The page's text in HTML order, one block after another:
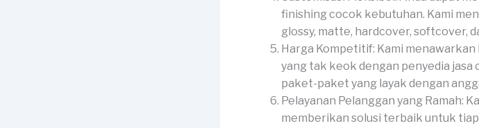
finishing cocok kebutuhan. Kami
glossy, matte, hardcover, softcover,
Harga Kompetitif: Kami
yang tak keok dengan penyedia jasa
paket-paket yang layak dengan
Pelayanan Pelanggan yang Ramah:
memberikan solusi terbaik untuk